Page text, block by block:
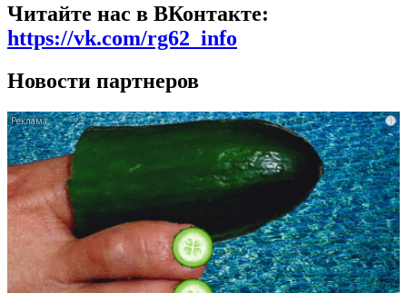
Читайте нас в ВКонтакте:
https://vk.com/rg62_info
Новости партнеров
i